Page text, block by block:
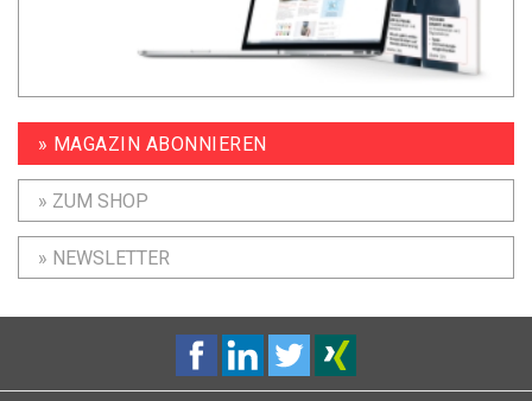
» MAGAZIN ABONNIEREN
» ZUM SHOP
» NEWSLETTER